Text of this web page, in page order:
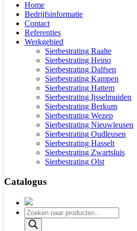
Home
Bedrijfsinformatie
Contact
Referenties
Werkgebied
Sierbestrating Raalte
Sierbestrating Heino
Sierbestrating Dalfsen
Sierbestrating Kampen
Sierbestrating Hattem
Sierbestrating Ijsselmuiden
Sierbestrating Berkum
Sierbestrating Wezep
Sierbestrating Nieuwleusen
Sierbestrating Oudleusen
Sierbestrating Hasselt
Sierbestrating Zwartsluis
Sierbestrating Olst
Catalogus
Producten
zoeken